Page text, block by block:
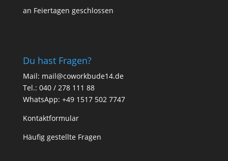
an Feiertagen geschlossen
Du hast Fragen?
Mail: mail@coworkbude14.de
Tel.: 040 / 278 111 88
WhatsApp: +49 1517 502 7747
Kontaktformular
Häufig gestellte Fragen